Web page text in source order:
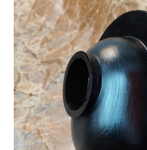
Pokladna
Možnosti doručení
Obchodní podmínky
Prodávající – kontaktní informace
Způsoby úhrady